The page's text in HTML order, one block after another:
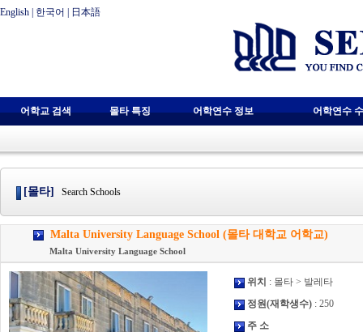
English 한국어 日本語
어학교 검색 몰타 특징 어학연수 정보 어학연수
[몰타] Search Schools
Malta University Language School (몰타 대학교 어학교)
Malta University Language School
위치 : 몰타 > 발레타
정원(재학생수) : 250
주 소